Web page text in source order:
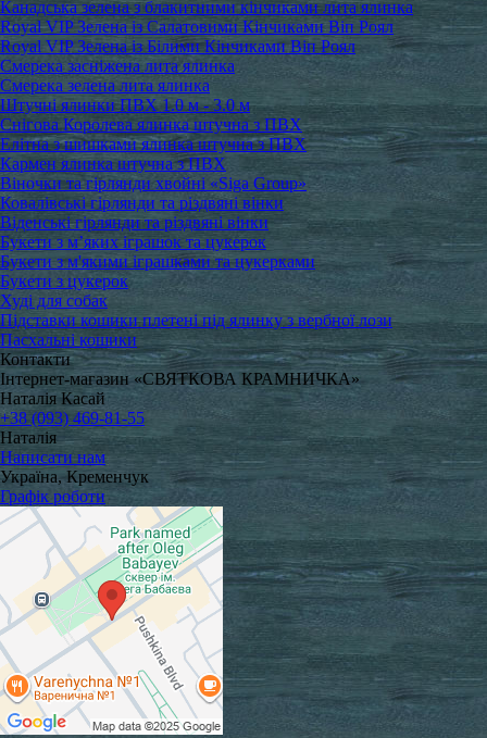
Канадська зелена з блакитними кінчиками лита ялинка
Royal VIP Зелена із Салатовими Кінчиками Віп Роял
Royal VIP Зелена із Білими Кінчиками Віп Роял
Смерека засніжена лита ялинка
Смерека зелена лита ялинка
Штучні ялинки ПВХ 1.0 м - 3.0 м
Снігова Королева ялинка штучна з ПВХ
Елітна з шишками ялинка штучна з ПВХ
Кармен ялинка штучна з ПВХ
Віночки та гірлянди хвойні «Siga Group»
Ковалівські гірлянди та різдвяні вінки
Віденські гірлянди та різдвяні вінки
Букети з м’яких іграшок та цукерок
Букети з м'якими іграшками та цукерками
Букети з цукерок
Худі для собак
Підставки кошики плетені під ялинку з вербної лози
Пасхальні кошики
Контакти
Інтернет-магазин «СВЯТКОВА КРАМНИЧКА»
Наталія Касай
+38 (093) 469-81-55
Наталія
Написати нам
Україна, Кременчук
Графік роботи